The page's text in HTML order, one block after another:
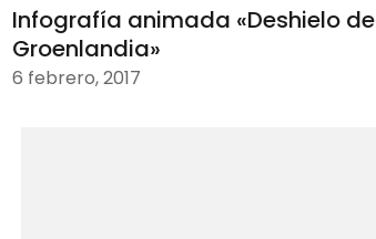
Infografía animada «Deshielo de
Groenlandia»
6 febrero, 2017